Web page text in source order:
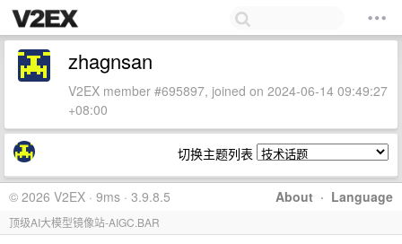
zhagnsan
V2EX member #695897, joined on 2024-06-14 09:49:27
+08:00
切换主题列表
About · Language
© 2026 V2EX · 9ms · 3.9.8.5
顶级AI大模型镜像站-AIGC.BAR